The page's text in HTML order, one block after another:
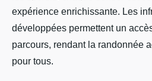
expérience enrichissante. Les
développées permettent un
parcours, rendant la randonnée
pour tous.